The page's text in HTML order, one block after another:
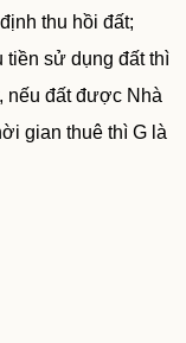
thu hồi đất;
tiền sử dụng đất thì
nếu đất được Nhà
gian thuê thì G là